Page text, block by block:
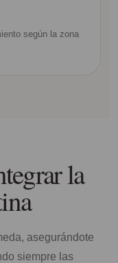
según la zona
la
asegurándote
siempre las